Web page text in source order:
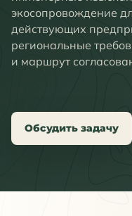
экосопровождение
действующих
региональные
и маршрут
Обсудить задачу